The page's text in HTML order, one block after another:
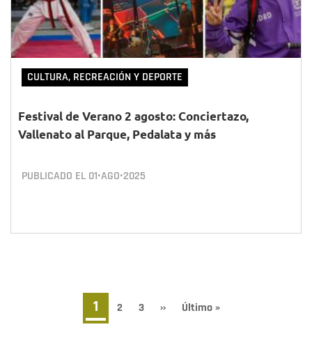
CULTURA, RECREACIÓN Y DEPORTE
Festival de Verano 2 agosto: Conciertazo,
Vallenato al Parque, Pedalata y más
PUBLICADO EL 01•AGO•2025
Página
actual
1 Page
2 Page
3
Siguiente
››
Última
Último »